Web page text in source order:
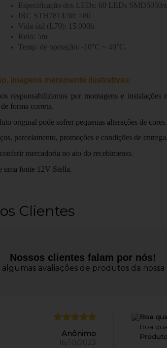
Especificação dos LEDs: 60 LEDs SMD5050/
IRC STH7814/30: >80
Vida útil (L70): 15.000h
Rolo: 5m
Temp. de operação: -10°C ~ 40°C.
Imagens meramente ilustrativas:
responsabilizamos por montagens e
forma correta.
original pode sofrer pequenas alterações de
parcelamento, promoções e condições de
mercadoria no ato do recebimento.
uma fonte 12V Stella.
Clientes
Nossos clientes falam por nós!
algumas avaliações de produtos da nossa
Anônimo
16/10/2023
Boa
Boa